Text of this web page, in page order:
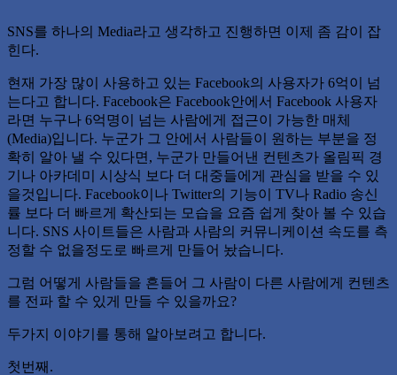
SNS를 하나의 Media라고 생각하고 진행하면 이제 좀 감이 잡
힌다.
현재 가장 많이 사용하고 있는 Facebook의 사용자가 6억이 넘
는다고 합니다. Facebook은 Facebook안에서 Facebook 사용자
라면 누구나 6억명이 넘는 사람에게 접근이 가능한 매체
(Media)입니다. 누군가 그 안에서 사람들이 원하는 부분을 정
확히 알아 낼 수 있다면, 누군가 만들어낸 컨텐츠가 올림픽 경
기나 아카데미 시상식 보다 더 대중들에게 관심을 받을 수 있
을것입니다. Facebook이나 Twitter의 기능이 TV나 Radio 송신
률 보다 더 빠르게 확산되는 모습을 요즘 쉽게 찾아 볼 수 있습
니다. SNS 사이트들은 사람과 사람의 커뮤니케이션 속도를 측
정할 수 없을정도로 빠르게 만들어 놨습니다.
그럼 어떻게 사람들을 흔들어 그 사람이 다른 사람에게 컨텐츠
를 전파 할 수 있게 만들 수 있을까요?
두가지 이야기를 통해 알아보려고 합니다.
첫번째.